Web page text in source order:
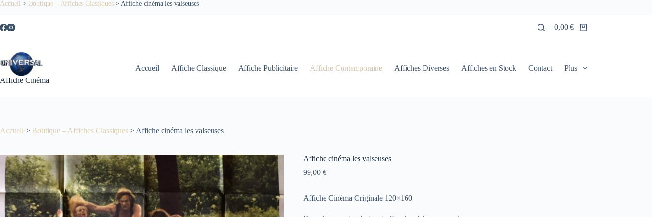
Passer
Accueil > Boutique – Affiches Classiques > Affiche cinéma les valseuses
Panier
0,00€
Affiche Cinéma
Accueil Affiche Classique Affiche Publicitaire Affiche Contemporaine Affiches Diverses Affiches en Stock Contact Plus
Accueil > Boutique – Affiches Classiques > Affiche cinéma les valseuses
Affiche cinéma les valseuses
99,00 €
Affiche Cinéma Originale 120×160